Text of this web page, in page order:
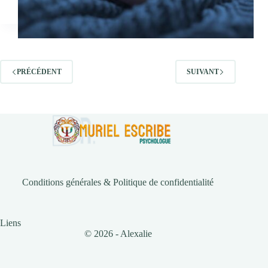
PRÉCÉDENT SUIVANT
Conditions générales & Politique de confidentialité
Liens
© 2026 - Alexalie